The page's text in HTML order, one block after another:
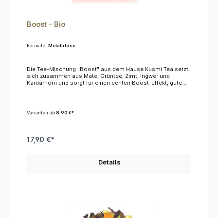
Boost - Bio
Formate: Metalldose
Die Tee-Mischung "Boost" aus dem Hause Kusmi Tea setzt
sich zusammen aus Mate, Grüntee, Zimt, Ingwer und
Kardamom und sorgt für einen echten Boost-Effekt, gute
aktivierende Wirkung, Grüntee hat einen hohen Vitamin
Gehalt sowie antioxidative Wirkung. Die Gewürzmischung
Koffein.ZutatenGrüner Tee, Mate, Zimt, Ingwer, Kardamom,
natürliches Aroma
Varianten ab8,90 €*
17,90 €*
Details